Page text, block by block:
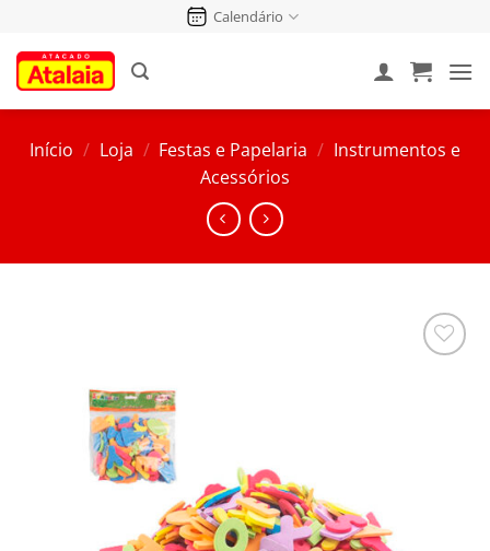
conteúdo
Calendário
Início / Loja / Festas e Papelaria / Instrumentos e
Acessórios